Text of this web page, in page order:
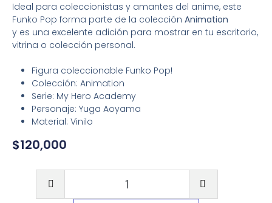
Ideal para coleccionistas y amantes del anime, este
Funko Pop forma parte de la colección Animation
y es una excelente adición para mostrar en tu escritorio,
vitrina o colección personal.
Figura coleccionable Funko Pop!
Colección: Animation
Serie: My Hero Academy
Personaje: Yuga Aoyama
Material: Vinilo
$120,000